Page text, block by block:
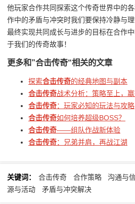
他玩家合作共同探索这个传奇世界中的
作中的矛盾与冲突时我们要保持冷静与
最终实现共同成长与进步的目标在合作
于我们的传奇故事！
更多和”合击传奇“相关的文章
探索合击传奇的经典地图与副本
合击传奇战术分析：策略至上，赢
合击传奇：玩家必知的玩法与攻略
合击传奇如何培养超级BOSS？
合击传奇——组队作战新体验
合击传奇：兄弟并肩，再战江湖
关键词： 合击传奇 合作策略 沟通与
源与活动
矛盾与冲突解决